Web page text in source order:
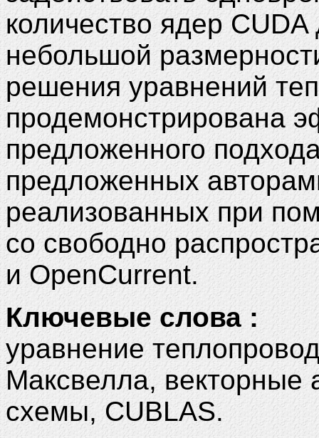
количество ядер
небольшой
решения уравнений
продемонстрирована
предложенного
предложенных
реализованных при
со свободно
и OpenCurrent.
Ключевые слова :
уравнение
Максвелла, векторные
схемы, CUBLAS.